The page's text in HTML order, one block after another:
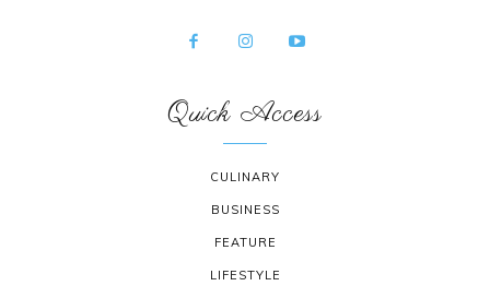
Quick Access
CULINARY
BUSINESS
FEATURE
LIFESTYLE